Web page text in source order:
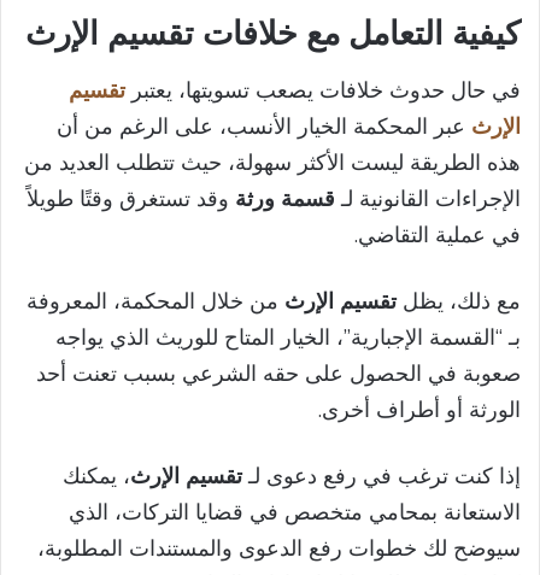
كيفية التعامل مع خلافات تقسيم الإرث
في حال حدوث خلافات يصعب تسويتها، يعتبرتقسيم
الإرث عبر المحكمة الخيار الأنسب، على الرغم من أن
هذه الطريقة ليست الأكثر سهولة، حيث تتطلب العديد من
الإجراءات القانونية لـ قسمة ورثة وقد تستغرق وقتًا طويلاً
في عملية التقاضي.
مع ذلك، يظلتقسيم الإرث من خلال المحكمة، المعروفة
بـ “القسمة الإجبارية”، الخيار المتاح للوريث الذي يواجه
صعوبة في الحصول على حقه الشرعي بسبب تعنت أحد
الورثة أو أطراف أخرى.
إذا كنت ترغب في رفع دعوى لـتقسيم الإرث، يمكنك
الاستعانة بمحامي متخصص في قضايا التركات، الذي
سيوضح لك خطوات رفع الدعوى والمستندات المطلوبة،